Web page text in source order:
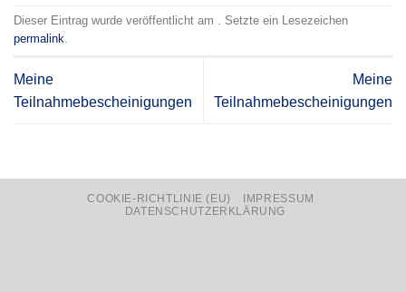
Dieser Eintrag wurde veröffentlicht am . Setzte ein Lesezeichen
permalink.
Meine
Teilnahmebescheinigungen
Meine
Teilnahmebescheinigungen
COOKIE-RICHTLINIE (EU)
IMPRESSUM
DATENSCHUTZERKLÄRUNG